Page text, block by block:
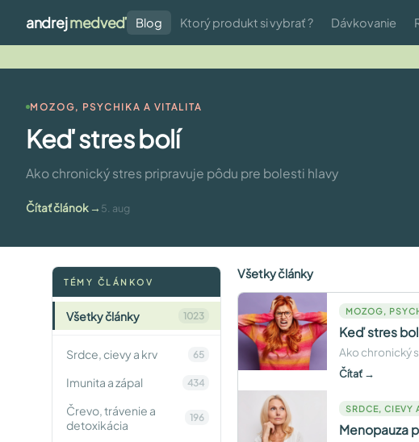
andrejmedveď Blog Ktorý produkt si vybrať ? Dávkovanie
MOZOG, PSYCHIKA A VITALITA
Keď stres bolí
Ako chronický stres pripravuje pôdu pre bolesti hlavy
Čítať článok 5. aug
TÉMY ČLÁNKOV
Všetky články 1023
Srdce, cievy a krv 65
Imunita a zápal 434
Črevo, trávenie a
detoxikácia
196
Všetky články
MOZOG,
Keď stres
Ako chronický
Čítať →
SRDCE, CIEVY
Menopauza